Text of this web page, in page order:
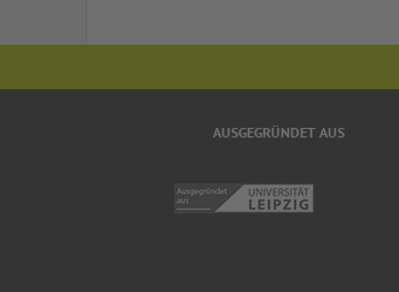
AUSGEGRÜNDET AUS